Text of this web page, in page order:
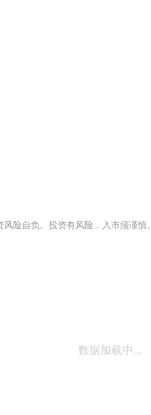
险自负。投资有风险，入市须谨慎。
数据加载中...